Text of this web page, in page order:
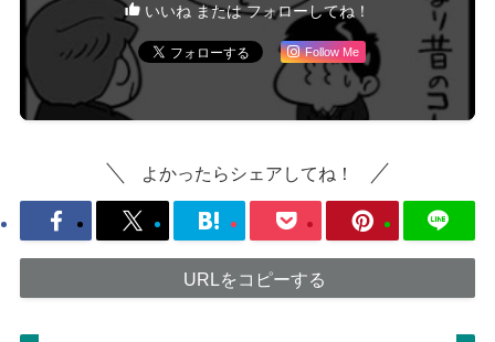
いいね または フォローしてね！
Follow Me
よかったらシェアしてね！
URLをコピーする